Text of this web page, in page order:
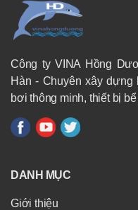
Công ty VINA Hồng
Hàn - Chuyên xây
bơi thông minh, thiết bị
DANH MỤC
Giới thiệu